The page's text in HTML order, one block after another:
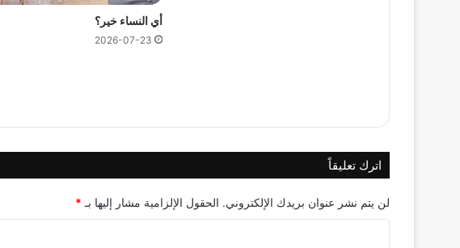
أي النساء خير؟
2026-07-23
اترك تعليقاً
لن يتم نشر عنوان بريدك الإلكتروني. الحقول الإلزامية مشار إليها بـ *